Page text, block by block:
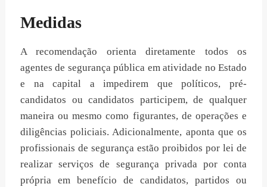
Medidas
A recomendação orienta diretamente todos os
agentes de segurança pública em atividade no Estado
e na capital a impedirem que políticos, pré-
candidatos ou candidatos participem, de qualquer
maneira ou mesmo como figurantes, de operações e
diligências policiais. Adicionalmente, aponta que os
profissionais de segurança estão proibidos por lei de
realizar serviços de segurança privada por conta
própria em benefício de candidatos, partidos ou